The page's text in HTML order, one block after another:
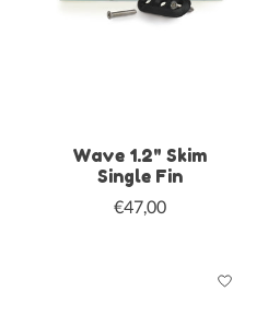
Wave 1.2" Skim
Single Fin
€47,00